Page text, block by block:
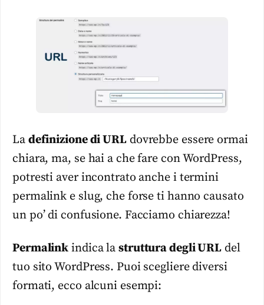
La definizione di URLdovrebbe essere ormai
chiara, ma, se hai a che fare con WordPress,
potresti aver incontrato anche i termini
permalink e slug, che forse ti hanno causato
un po’ di confusione. Facciamo chiarezza!
Permalink indica lastruttura degli URL del
tuo sito WordPress. Puoi scegliere diversi
formati, ecco alcuni esempi: